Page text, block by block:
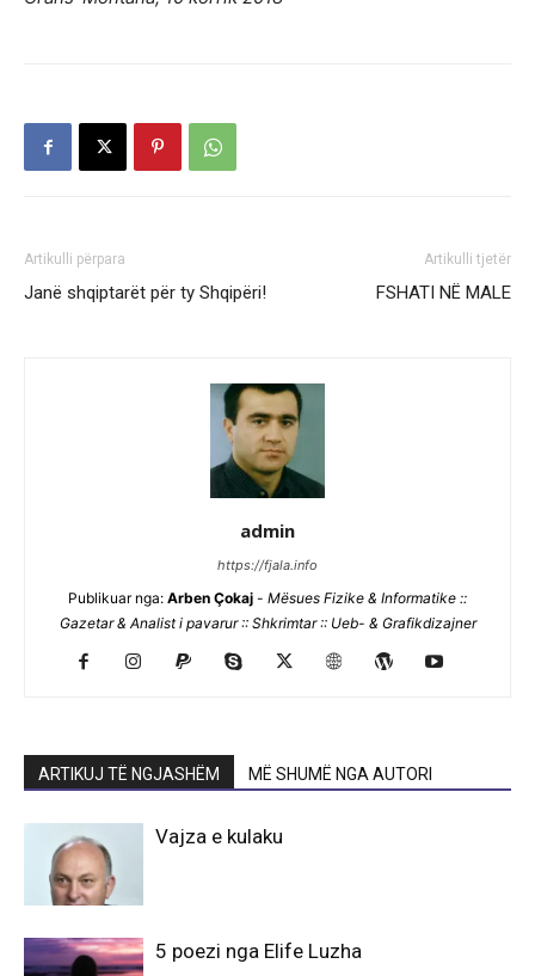
Artikulli përpara
Janë shqiptarët për ty Shqipëri!
Artikulli tjetër
FSHATI NË MALE
admin
https://fjala.info
Publikuar nga: Arben Çokaj - Mësues Fizike & Informatike ::
Gazetar & Analist i pavarur :: Shkrimtar :: Ueb- & Grafikdizajner
ARTIKUJ TË NGJASHËM MË SHUMË NGA AUTORI
Vajza e kulaku
5 poezi nga Elife Luzha